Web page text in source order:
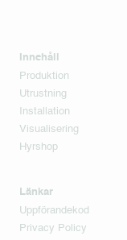
Innehåll
Produktion
Utrustning
Installation
Visualisering
Hyrshop
Länkar
Uppförandekod
Privacy Policy